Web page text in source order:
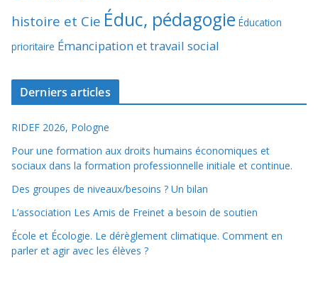
histoire et Cie Éduc, pédagogie Éducation
prioritaire Émancipation et travail social
Derniers articles
RIDEF 2026, Pologne
Pour une formation aux droits humains économiques et
sociaux dans la formation professionnelle initiale et continue.
Des groupes de niveaux/besoins ? Un bilan
L’association Les Amis de Freinet a besoin de soutien
École et Écologie. Le dérèglement climatique. Comment en
parler et agir avec les élèves ?